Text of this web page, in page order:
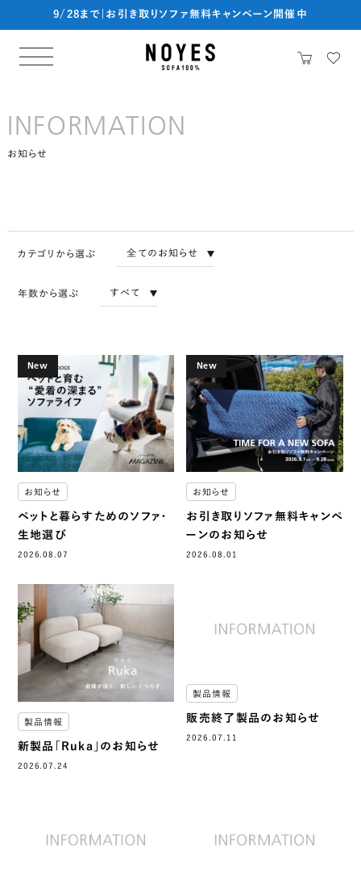
9/28まで|お引き取りソファ無料キャンペーン開催中
INFORMATION
お知らせ
カテゴリから選ぶ
年数から選ぶ
New
お知らせ
ペットと暮らすためのソファ・
生地選び
2026.08.07
New
お知らせ
お引き取りソファ無料キャンペ
ーンのお知らせ
2026.08.01
製品情報
新製品「Ruka」のお知らせ
2026.07.24
製品情報
販売終了製品のお知らせ
2026.07.11